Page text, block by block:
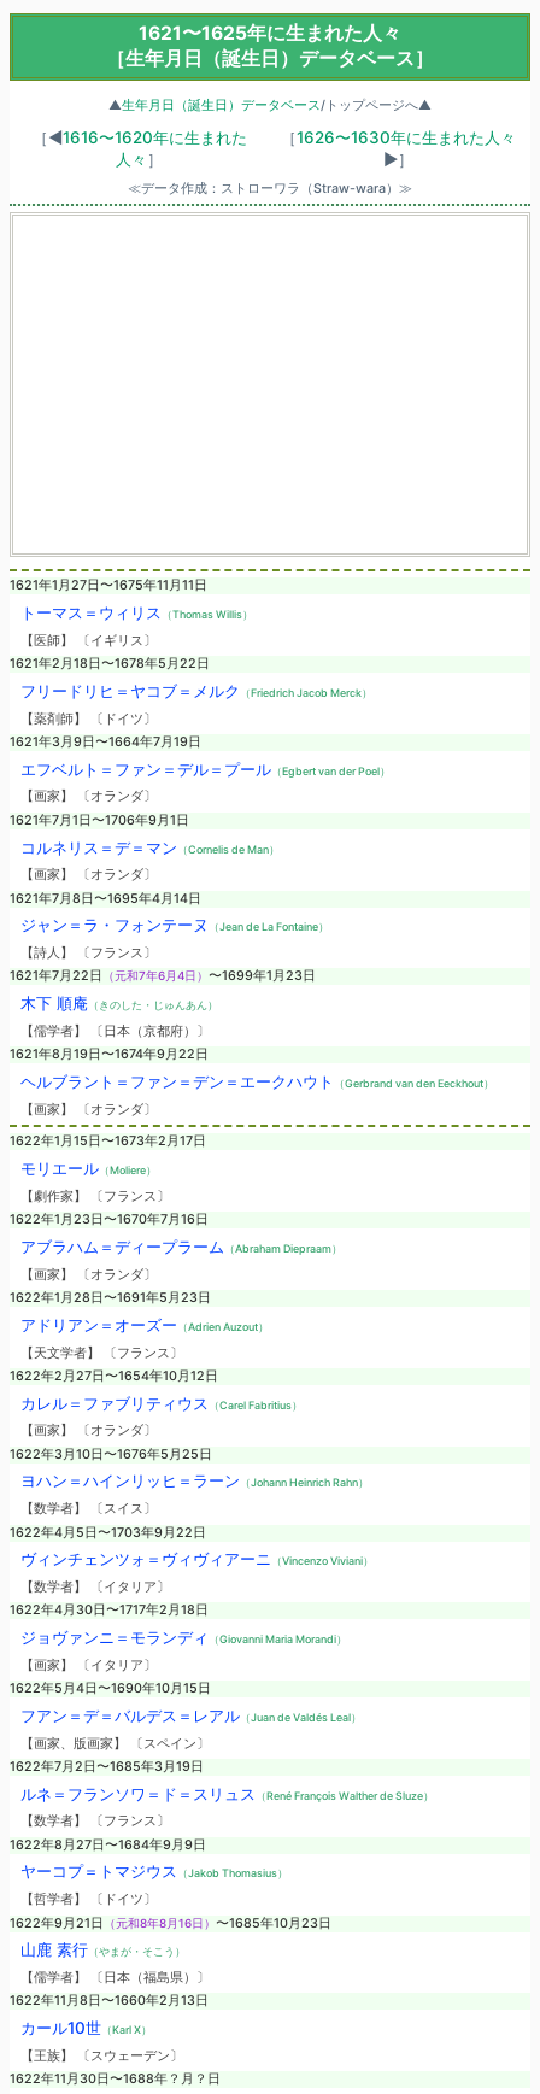
1621〜1625年に生まれた人々
［生年月日（誕生日）データベース］
▲生年月日（誕生日）データベース/トップページへ▲
［◀1616〜1620年に生まれた
人々 ］
［1626〜1630年に生まれた人々
▶］
≪データ作成：ストローワラ（Straw-wara）≫
1621年1月27日〜1675年11月11日
トーマス＝ウィリス （Thomas Willis）
【医師】 〔イギリス〕
1621年2月18日〜1678年5月22日
フリードリヒ＝ヤコブ＝メルク （Friedrich Jacob Merck）
【薬剤師】 〔ドイツ〕
1621年3月9日〜1664年7月19日
エフベルト＝ファン＝デル＝プール（Egbert van der Poel）
【画家】 〔オランダ〕
1621年7月1日〜1706年9月1日
コルネリス＝デ＝マン （Cornelis de Man）
【画家】 〔オランダ〕
1621年7月8日〜1695年4月14日
ジャン＝ラ・フォンテーヌ （Jean de La Fontaine）
【詩人】 〔フランス〕
1621年7月22日
（元和7年6月4日） 〜1699年1月23日
木下 順庵（きのした・じゅんあん）
【儒学者】 〔日本（京都府）〕
1621年8月19日〜1674年9月22日
ヘルブラント＝ファン＝デン＝エークハウト （Gerbrand van den Eeckhout）
【画家】 〔オランダ〕
1622年1月15日〜1673年2月17日
モリエール（Moliere）
【劇作家】 〔フランス〕
1622年1月23日〜1670年7月16日
アブラハム＝ディープラーム （Abraham Diepraam）
【画家】 〔オランダ〕
1622年1月28日〜1691年5月23日
アドリアン＝オーズー （Adrien Auzout）
【天文学者】 〔フランス〕
1622年2月27日〜1654年10月12日
カレル＝ファブリティウス （Carel Fabritius）
【画家】 〔オランダ〕
1622年3月10日〜1676年5月25日
ヨハン＝ハインリッヒ＝ラーン （Johann Heinrich Rahn）
【数学者】 〔スイス〕
1622年4月5日〜1703年9月22日
ヴィンチェンツォ＝ヴィヴィアーニ （Vincenzo Viviani）
【数学者】 〔イタリア〕
1622年4月30日〜1717年2月18日
ジョヴァンニ＝モランディ （Giovanni Maria Morandi）
【画家】 〔イタリア〕
1622年5月4日〜1690年10月15日
フアン＝デ＝バルデス＝レアル（Juan de Valdés Leal）
【画家、版画家】 〔スペイン〕
1622年7月2日〜1685年3月19日
ルネ＝フランソワ＝ド＝スリュス （René François Walther de Sluze）
【数学者】 〔フランス〕
1622年8月27日〜1684年9月9日
ヤーコプ＝トマジウス （Jakob Thomasius）
【哲学者】 〔ドイツ〕
1622年9月21日
（元和8年8月16日） 〜1685年10月23日
山鹿 素行（やまが・そこう）
【儒学者】 〔日本（福島県）〕
1622年11月8日〜1660年2月13日
カール10世（Karl X）
【王族】 〔スウェーデン〕
1622年11月30日〜1688年？月？日